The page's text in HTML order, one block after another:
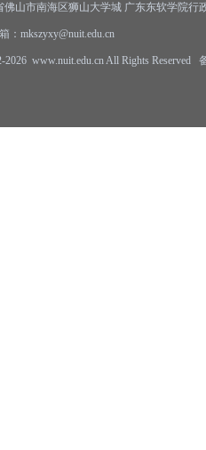
佛山市南海区狮山大学城 广东东软学院行
mkszyxy@nuit.edu.cn
2026 www.nuit.edu.cn All Rights Reserved